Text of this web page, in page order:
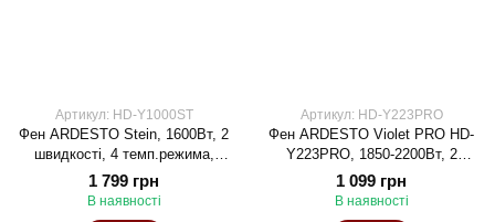
Артикул: HD-Y1000ST
Фен ARDESTO Stein, 1600Вт, 2
швидкості, 4 темп.режима,
сірий
1 799 грн
В наявності
Артикул: HD-Y223PRO
Фен ARDESTO Violet PRO HD-
Y223PRO, 1850-2200Вт, 2
швидкості , 3 темп.режими,
дифузор, чорний
1 099 грн
В наявності